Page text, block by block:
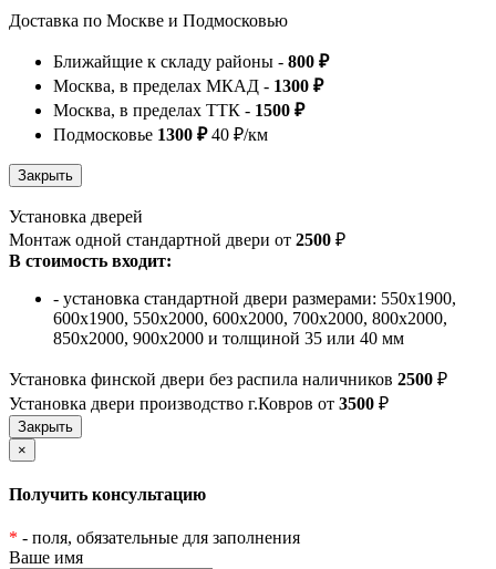
Доставка по Москве и Подмосковью
Ближайщие к складу районы - 800 ₽
Москва, в пределах МКАД - 1300 ₽
Москва, в пределах ТТК - 1500 ₽
Подмосковье 1300 ₽40 ₽/км
Установка дверей
Монтаж одной стандартной двери от 2500 ₽
В стоимость входит:
- установка стандартной двери размерами: 550х1900,
600х1900, 550х2000, 600х2000, 700х2000, 800х2000,
850х2000, 900х2000 и толщиной 35 или 40 мм
Установка финской двери без распила наличников 2500 ₽
Установка двери производство г.Ковров от 3500 ₽
×
Получить консультацию
* - поля, обязательные для заполнения
Ваше имя